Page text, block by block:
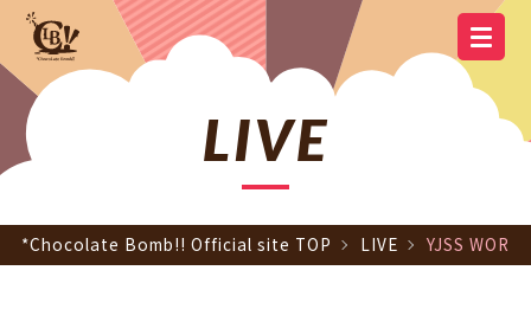
OFFICIAL SITE TOP
SCHEDULE DISCOGRAPHY
GOODS
YOUTUBE OFFICIAL LINE
OFFICIAL
LIVE
*Chocolate Bomb!! Official site TOP LIVE YJSS